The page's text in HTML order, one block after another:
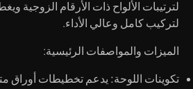
لترتيبات الألواح ذات الأرقام
لتركيب كامل وعالي الأداء.
الميزات والمواصفات الرئيسية:
تكوينات اللوحة: يدعم تخطيطات أوراق